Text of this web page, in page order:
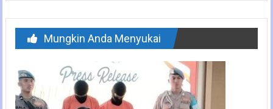
Mungkin Anda Menyukai